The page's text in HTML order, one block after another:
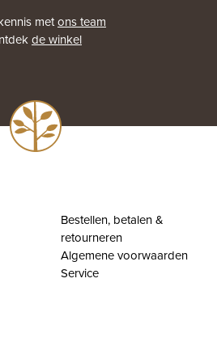
metons team
de winkel
Bestellen, betalen &
retourneren
Algemene voorwaarden
Service